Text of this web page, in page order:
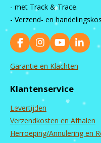
- met Track & Trace.
- Verzend- en
F
a
c
o
k
I
n
s
g
r
a
m
Y
o
u
b
L
i
Garantie en Klachten
Klantenservice
Levertijden
Verzendkosten en Afhalen
Herroeping/Annulering en